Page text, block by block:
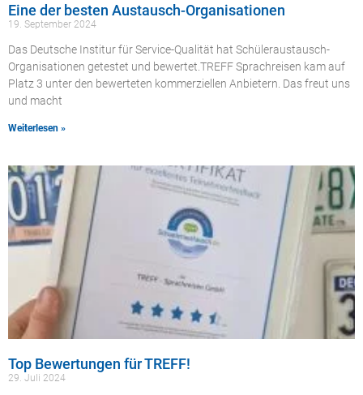
Eine der besten Austausch-Organisationen
19. September 2024
Das Deutsche Institur für Service-Qualität hat Schüleraustausch-
Organisationen getestet und bewertet.TREFF Sprachreisen kam auf
Platz 3 unter den bewerteten kommerziellen Anbietern. Das freut uns
und macht
Weiterlesen »
Top Bewertungen für TREFF!
29. Juli 2024